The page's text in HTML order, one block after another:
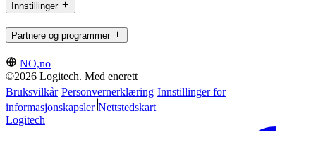
Innstillinger
Partnere og programmer
NO,no
©2026 Logitech. Med enerett
Bruksvilkår Personvernerklæring Innstillinger for
informasjonskapsler Nettstedskart
Logitech